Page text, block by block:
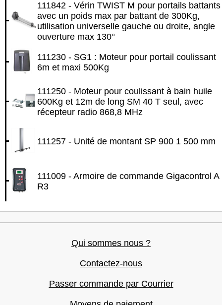
111842 - Vérin TWIST M pour portails battants
avec un poids max par battant de 300Kg,
utilisation universelle gauche ou droite, angle
ouverture max 130°
111230 - SG1 : Moteur pour portail coulissant
6m et maxi 500Kg
111250 - Moteur pour coulissant à bain huile
600Kg et 12m de long SM 40 T seul, avec
récepteur radio 868,8 MHz
111257 - Unité de montant SP 900 1 500 mm
111009 - Armoire de commande Gigacontrol A
R3
Qui sommes nous ?
Contactez-nous
Passer commande par Courrier